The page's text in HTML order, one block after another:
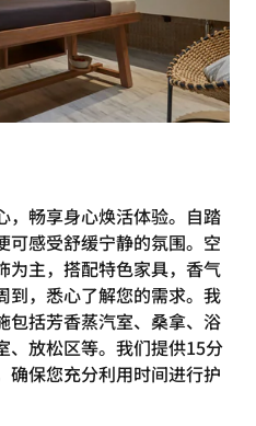
，畅享身心焕活体验。自踏
可感受舒缓宁静的氛围。空
为主，搭配特色家具，香气
到，悉心了解您的需求。我
包括芳香蒸汽室、桑拿、浴
、放松区等。我们提供15分
确保您充分利用时间进行护